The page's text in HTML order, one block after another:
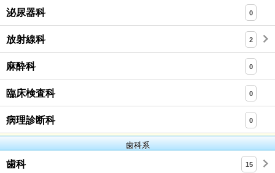
泌尿器科 0
放射線科 2
麻酔科 0
臨床検査科 0
病理診断科 0
歯科系
歯科 15